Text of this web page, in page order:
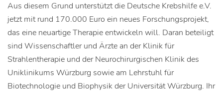
Aus diesem Grund unterstützt die Deutsche Krebshilfe e.V.
jetzt mit rund 170.000 Euro ein neues Forschungsprojekt,
das eine neuartige Therapie entwickeln will. Daran beteiligt
sind Wissenschaftler und Ärzte an der Klinik für
Strahlentherapie und der Neurochirurgischen Klinik des
Uniklinikums Würzburg sowie am Lehrstuhl für
Biotechnologie und Biophysik der Universität Würzburg. Ihr